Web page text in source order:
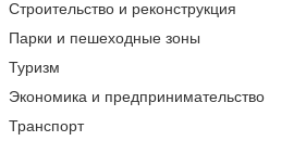
Строительство и реконструкция
Парки и пешеходные зоны
Туризм
Экономика и предпринимательство
Транспорт